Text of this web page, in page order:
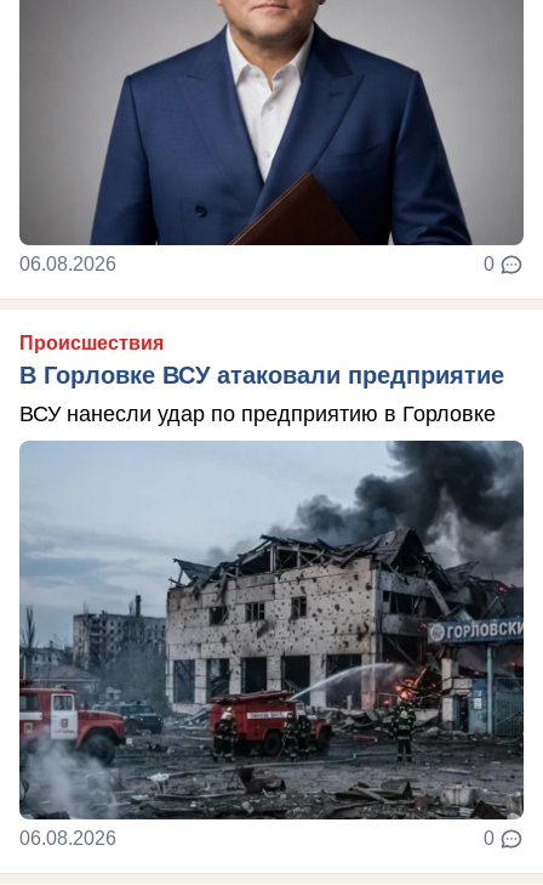
06.08.2026 0
Происшествия
В Горловке ВСУ атаковали предприятие
ВСУ нанесли удар по предприятию в Горловке
06.08.2026 0